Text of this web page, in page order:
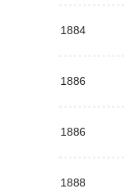
1884
1886
1886
1888